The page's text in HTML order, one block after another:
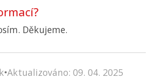
Děkujeme.
•Aktualizováno: 09. 04. 2025